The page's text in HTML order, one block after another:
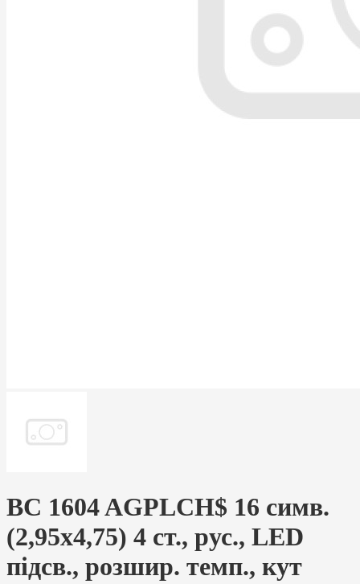
BC 1604 AGPLCH$ 16 симв.
(2,95х4,75) 4 ст., рус., LED
підсв., розшир. темп., кут